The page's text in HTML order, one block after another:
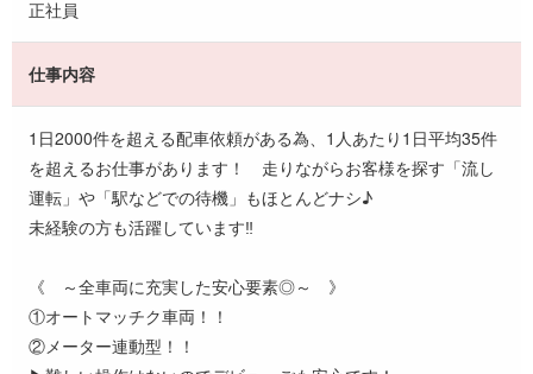
正社員
仕事内容
1日2000件を超える配車依頼がある為、1人あたり1日平均35件
を超えるお仕事があります！ 走りながらお客様を探す「流し
運転」や「駅などでの待機」もほとんどナシ♪
未経験の方も活躍しています‼
《 ～全車両に充実した安心要素◎～ 》
①オートマッチク車両！！
②メーター連動型！！